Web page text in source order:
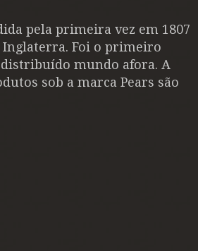
pela primeira vez em 1807
Inglaterra. Foi o primeiro
mundo afora. A
sob a marca Pears são